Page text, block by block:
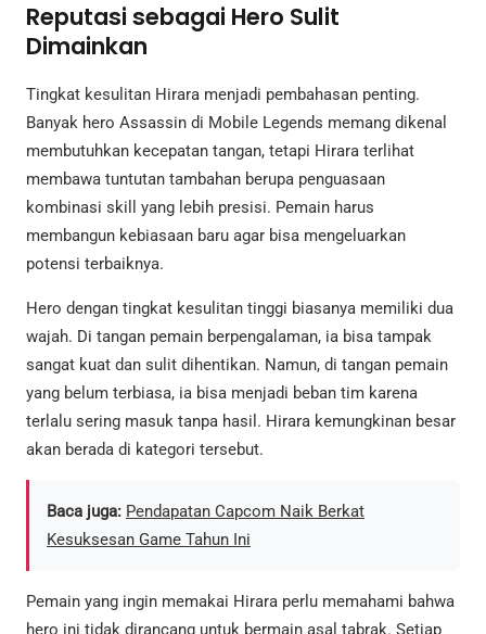
Reputasi sebagai Hero Sulit
Dimainkan
Tingkat kesulitan Hirara menjadi pembahasan penting.
Banyak hero Assassin di Mobile Legends memang dikenal
membutuhkan kecepatan tangan, tetapi Hirara terlihat
membawa tuntutan tambahan berupa penguasaan
kombinasi skill yang lebih presisi. Pemain harus
membangun kebiasaan baru agar bisa mengeluarkan
potensi terbaiknya.
Hero dengan tingkat kesulitan tinggi biasanya memiliki dua
wajah. Di tangan pemain berpengalaman, ia bisa tampak
sangat kuat dan sulit dihentikan. Namun, di tangan pemain
yang belum terbiasa, ia bisa menjadi beban tim karena
terlalu sering masuk tanpa hasil. Hirara kemungkinan besar
akan berada di kategori tersebut.
Baca juga: Pendapatan Capcom Naik Berkat
Kesuksesan Game Tahun Ini
Pemain yang ingin memakai Hirara perlu memahami bahwa
hero ini tidak dirancang untuk bermain asal tabrak. Setiap